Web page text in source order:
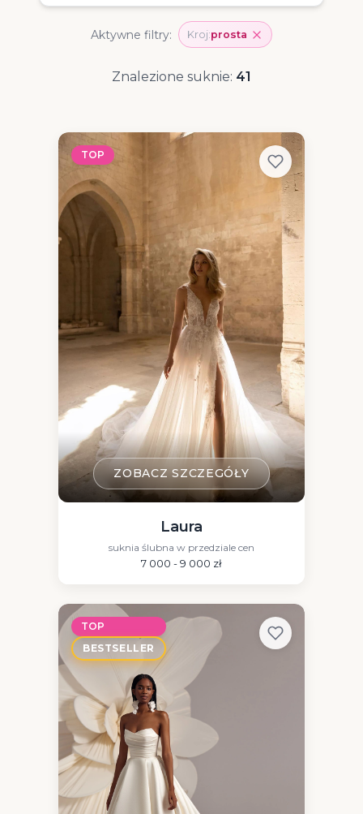
Wyczyść filtry
Aktywne filtry: Kroj:prosta
Znalezione suknie: 41
TOP
ZOBACZ SZCZEGÓŁY
Laura
suknia ślubna w przedziale cen
7 000 - 9 000 zł
TOP
BESTSELLER